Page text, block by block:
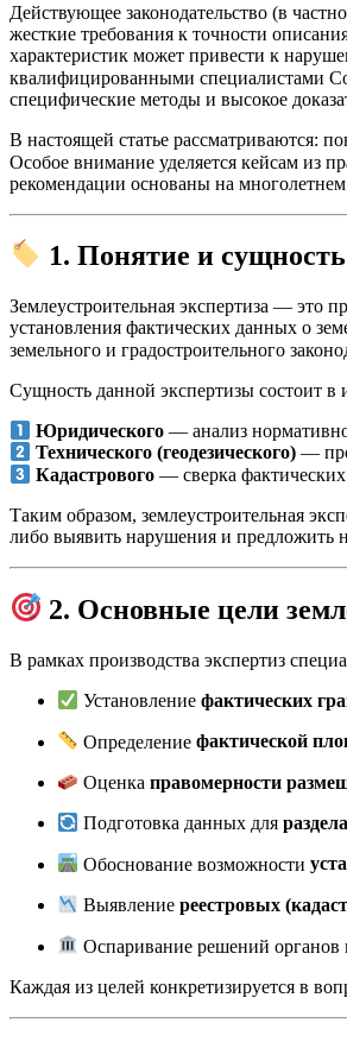
Действующее законодательство (в
жесткие требования к точности
характеристик может привести к
квалифицированными специалистами
специфические методы и высокое
В настоящей статье рассматриваются:
Особое внимание уделяется кейсам из
рекомендации основаны на
1. Понятие и
Землеустроительная экспертиза — это
установления фактических данных о
земельного и градостроительного
Сущность данной экспертизы состоит в
Юридического — анализ
Технического (геодезического) —
Кадастрового — сверка
Таким образом, землеустроительная
либо выявить нарушения и предложить
2. Основные цели
В рамках производства экспертиз
Установлениефактических
Определениефактической
Оценкаправомерности
Подготовка данных для
Обоснование возможности
Выявлениереестровых
Оспаривание решений органов
Каждая из целей конкретизируется в